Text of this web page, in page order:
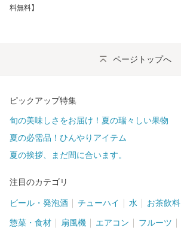
料無料】
ページトップへ
ピックアップ特集
旬の美味しさをお届け！夏の瑞々しい果物
夏の必需品！ひんやりアイテム
夏の挨拶、まだ間に合います。
注目のカテゴリ
ビール・発泡酒 チューハイ 水 お茶飲料
惣菜・食材 扇風機 エアコン フルーツ